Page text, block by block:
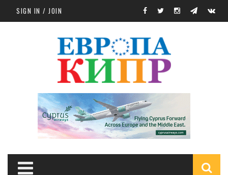
Skip to main content
SIGN IN / JOIN